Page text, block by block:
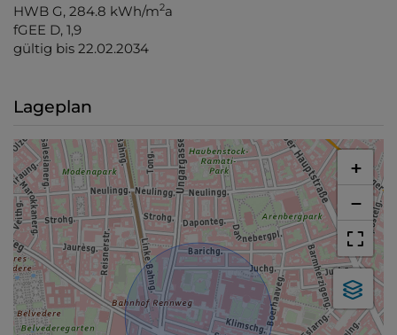
HWB G, 284.8 kWh/m2a
fGEE D, 1,9
gültig bis 22.02.2034
Lageplan
+
−